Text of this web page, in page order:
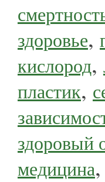
здоровье,
кислород,
пластик,
здоровый
медицина,